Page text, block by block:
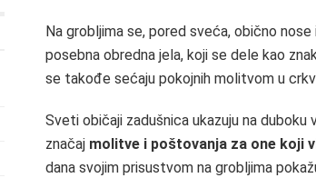
Na grobljima se, pored sveća, obično
posebna obredna jela, koji se dele kao
se takođe sećaju pokojnih molitvom u
Sveti običaji zadušnica ukazuju na duboku
značaj molitve i poštovanja za one koji
dana svojim prisustvom na grobljima